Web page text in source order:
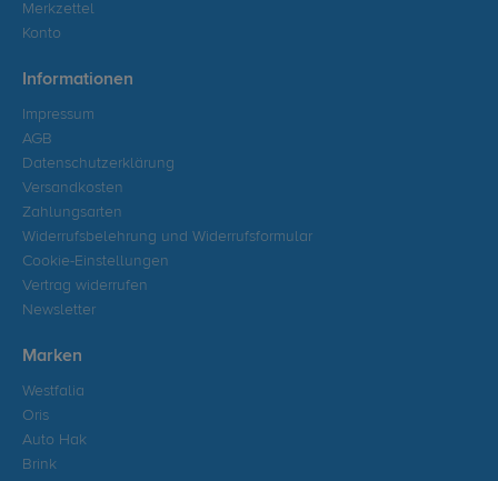
Merkzettel
Konto
Informationen
Impressum
AGB
Datenschutzerklärung
Versandkosten
Zahlungsarten
Widerrufsbelehrung und Widerrufsformular
Cookie-Einstellungen
Vertrag widerrufen
Newsletter
Marken
Westfalia
Oris
Auto Hak
Brink